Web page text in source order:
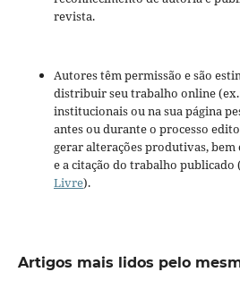
revista.
Autores têm permissão e são
distribuir seu trabalho online
institucionais ou na sua página
antes ou durante o processo
gerar alterações produtivas,
e a citação do trabalho publicado
Livre).
Artigos mais lidos pelo